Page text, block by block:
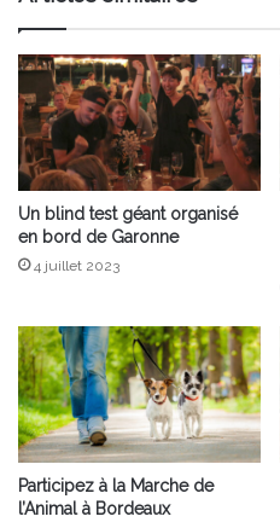
Un blind test géant organisé
en bord de Garonne
4 juillet 2023
Participez à la Marche de
l’Animal à Bordeaux